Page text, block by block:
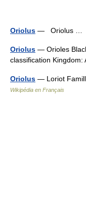
Oriolus — Oriolus …
Oriolus — Orioles
classification
Oriolus — Loriot
Wikipédia en Français